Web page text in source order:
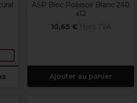
ASP Bloc Polissoir Blanc 240
x12
10,65 € Hors TVA
Ajouter au panier